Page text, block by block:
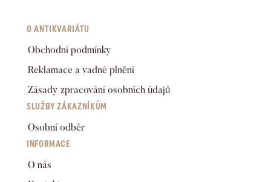
O ANTIKVARIÁTU
Obchodní podmínky
Reklamace a vadné plnění
Zásady zpracování osobních údajů
SLUŽBY ZÁKAZNÍKŮM
Osobní odběr
INFORMACE
O nás